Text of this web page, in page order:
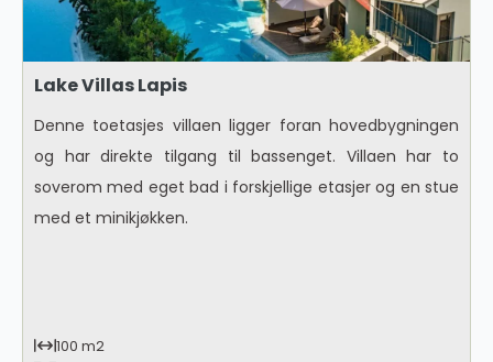
Lake Villas Lapis
Denne toetasjes villaen ligger foran hovedbygningen
og har direkte tilgang til bassenget. Villaen har to
soverom med eget bad i forskjellige etasjer og en stue
med et minikjøkken.
100 m2